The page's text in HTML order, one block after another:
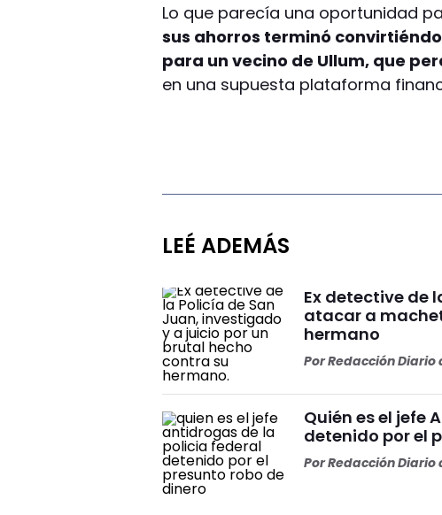
Lo que parecía una oportunidad
sus ahorros terminó
para un vecino de Ullum, que
en una supuesta plataforma
LEÉ ADEMÁS
Ex detective de
atacar a
hermano
PorRedacción Diario
Quién es el jefe
detenido por el
PorRedacción Diario